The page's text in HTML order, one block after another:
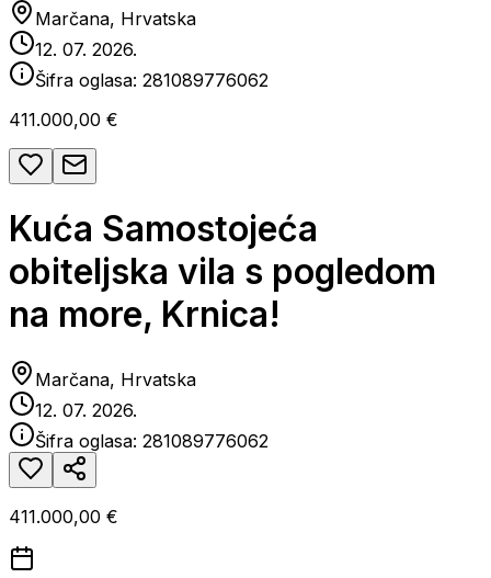
Marčana, Hrvatska
12. 07. 2026.
Šifra oglasa: 281089776062
411.000,00 €
Kuća Samostojeća
obiteljska vila s pogledom
na more, Krnica!
Marčana, Hrvatska
12. 07. 2026.
Šifra oglasa: 281089776062
411.000,00 €